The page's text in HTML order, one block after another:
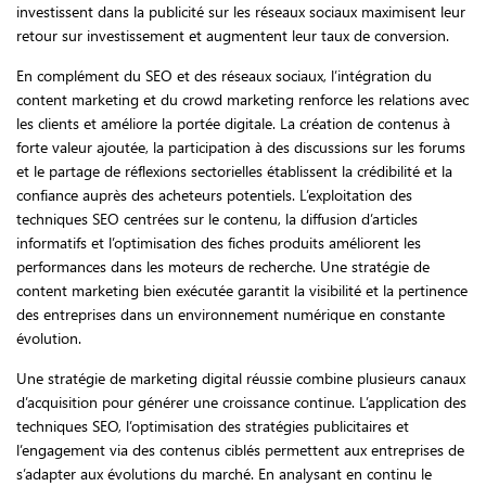
investissent dans la publicité sur les réseaux sociaux maximisent leur
retour sur investissement et augmentent leur taux de conversion.
En complément du SEO et des réseaux sociaux, l’intégration du
content marketing et du crowd marketing renforce les relations avec
les clients et améliore la portée digitale. La création de contenus à
forte valeur ajoutée, la participation à des discussions sur les forums
et le partage de réflexions sectorielles établissent la crédibilité et la
confiance auprès des acheteurs potentiels. L’exploitation des
techniques SEO centrées sur le contenu, la diffusion d’articles
informatifs et l’optimisation des fiches produits améliorent les
performances dans les moteurs de recherche. Une stratégie de
content marketing bien exécutée garantit la visibilité et la pertinence
des entreprises dans un environnement numérique en constante
évolution.
Une stratégie de marketing digital réussie combine plusieurs canaux
d’acquisition pour générer une croissance continue. L’application des
techniques SEO, l’optimisation des stratégies publicitaires et
l’engagement via des contenus ciblés permettent aux entreprises de
s’adapter aux évolutions du marché. En analysant en continu le